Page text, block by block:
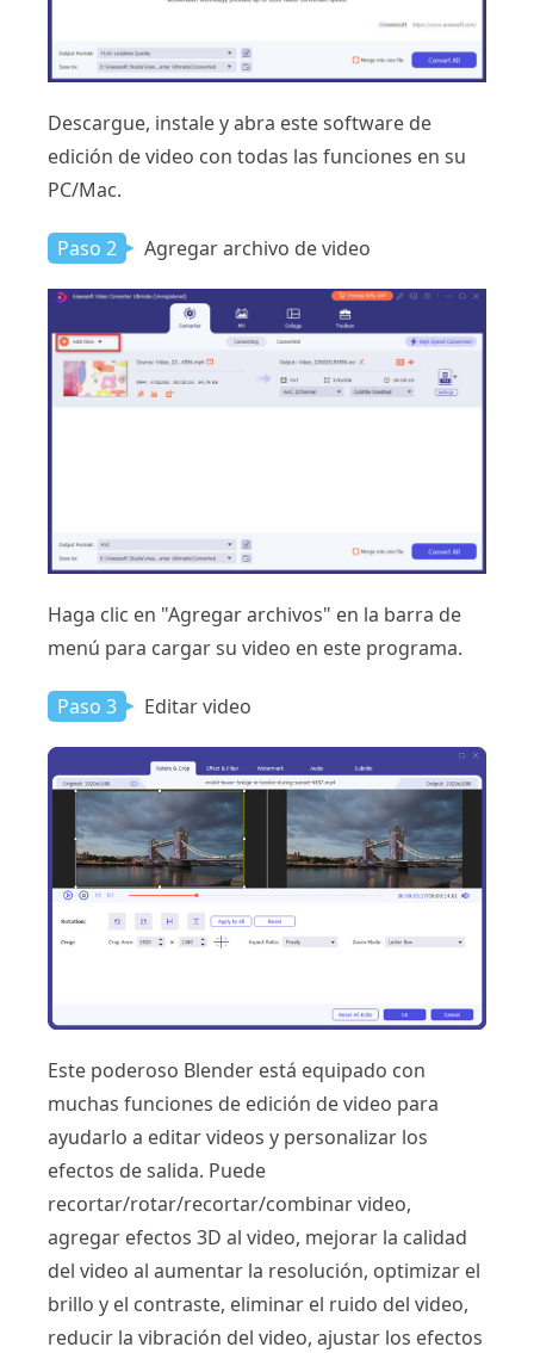
Descargue, instale y abra este software de
edición de video con todas las funciones en su
PC/Mac.
Paso 2 Agregar archivo de video
Haga clic en "Agregar archivos" en la barra de
menú para cargar su video en este programa.
Paso 3 Editar video
Este poderoso Blender está equipado con
muchas funciones de edición de video para
ayudarlo a editar videos y personalizar los
efectos de salida. Puede
recortar/rotar/recortar/combinar video,
agregar efectos 3D al video, mejorar la calidad
del video al aumentar la resolución, optimizar el
brillo y el contraste, eliminar el ruido del video,
reducir la vibración del video, ajustar los efectos